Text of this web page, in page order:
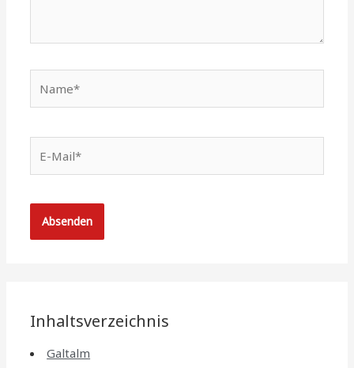
Mail*
Inhaltsverzeichnis
Galtalm